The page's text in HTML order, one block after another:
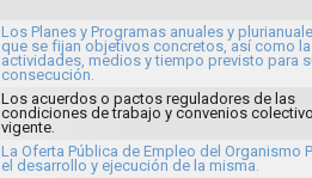
Los Planes y Programas anuales y
que se fijan objetivos concretos, así como
actividades, medios y tiempo previsto para
consecución.
Los acuerdos o pactos reguladores de las
condiciones de trabajo y convenios
vigente.
La Oferta Pública de Empleo del Organismo
el desarrollo y ejecución de la misma.